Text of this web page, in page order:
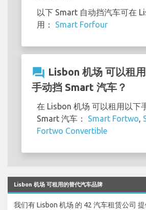
以下 Smart 自动挡汽车可在
用： Smart Forfour
question_answer Lisbon 机场 可以租
手动挡 Smart 汽车？
在 Lisbon 机场 可以租用以下
Smart 汽车： Smart Fortwo,
Fortwo Convertible
Lisbon 机场 可租用的替代汽车品牌
我们有 Lisbon 机场 的 42 汽车租赁公司